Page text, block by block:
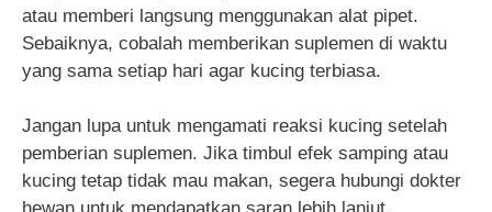
atau memberi langsung menggunakan alat pipet.
Sebaiknya, cobalah memberikan suplemen di waktu
yang sama setiap hari agar kucing terbiasa.
Jangan lupa untuk mengamati reaksi kucing setelah
pemberian suplemen. Jika timbul efek samping atau
kucing tetap tidak mau makan, segera hubungi dokter